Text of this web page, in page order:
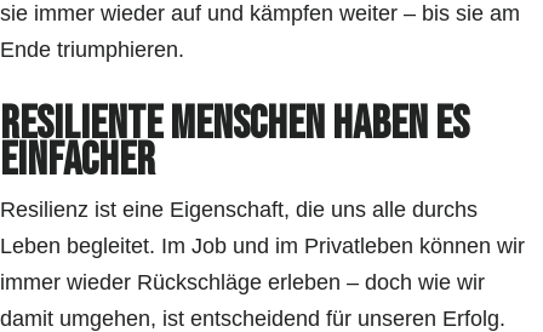
sie immer wieder auf und kämpfen weiter – bis sie am
Ende triumphieren.
Resiliente Menschen haben es
einfacher
Resilienz ist eine Eigenschaft, die uns alle durchs
Leben begleitet. Im Job und im Privatleben können wir
immer wieder Rückschläge erleben – doch wie wir
damit umgehen, ist entscheidend für unseren Erfolg.